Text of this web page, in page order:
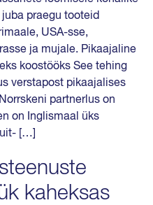
praegu tooteid
USA-sse,
ja mujale. Pikaajaline
koostööks See tehing
verstapost pikaajalises
partnerlus on
on Inglismaal üks
[…]
kaheksas